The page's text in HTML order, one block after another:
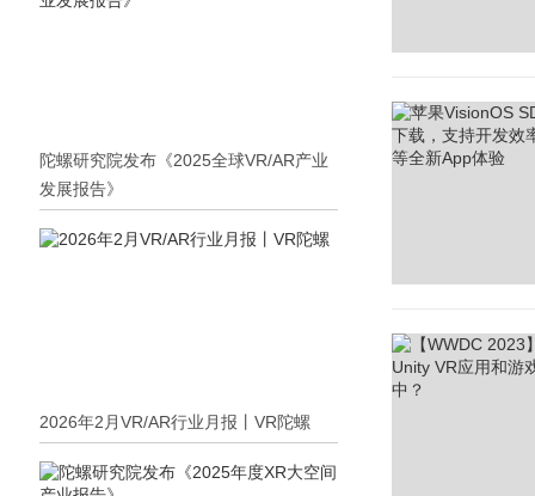
陀螺研究院发布《2025全球VR/AR产业
发展报告》
2026年2月VR/AR行业月报丨VR陀螺